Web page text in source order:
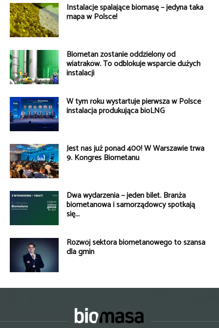
Instalacje spalające biomasę – jedyna taka
mapa w Polsce!
Biometan zostanie oddzielony od
wiatraków. To odblokuje wsparcie dużych
instalacji
W tym roku wystartuje pierwsza w Polsce
instalacja produkująca bioLNG
Jest nas już ponad 400! W Warszawie trwa
9. Kongres Biometanu
Dwa wydarzenia – jeden bilet. Branża
biometanowa i samorządowcy spotkają
się...
Rozwój sektora biometanowego to szansa
dla gmin